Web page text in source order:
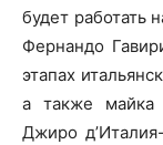
будет работать
Фернандо
этапах
а также майка
Джиро